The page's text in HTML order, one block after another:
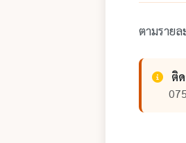
ตามราย
ติ